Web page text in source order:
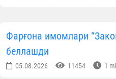
Фарғона имомлари
беллашди
05.08.2026 11454 1